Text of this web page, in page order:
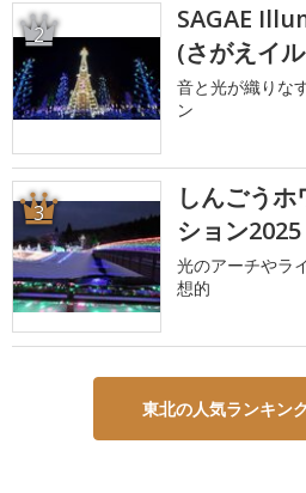
2
SAGAE
(さがえイ
音と光が織りな
ン
3
しんごう
ション2025
光のアーチやラ
想的
東北の人気ランキン